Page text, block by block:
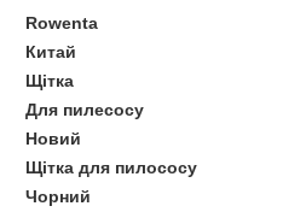
Rowenta
Китай
Щітка
Для пилесосу
Новий
Щітка для пилососу
Чорний